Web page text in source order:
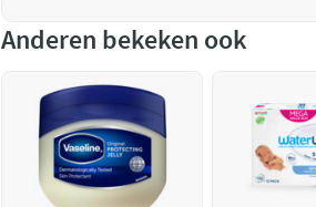
Anderen bekeken ook